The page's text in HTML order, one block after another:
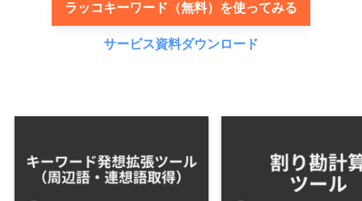
ラッコキーワード（無料）を使ってみる
サービス資料ダウンロード